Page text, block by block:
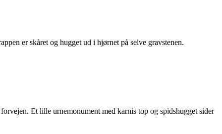
er skåret og hugget ud i hjørnet på selve gravstenen.
Et lille urnemonument med karnis top og spidshugget sider